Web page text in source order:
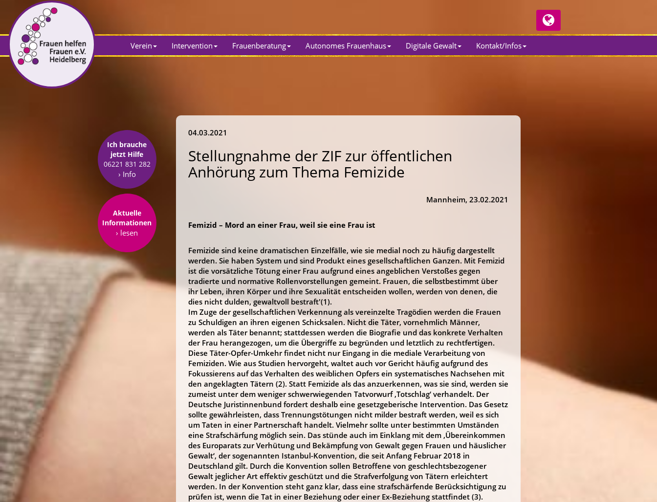
Verein Intervention Frauenberatung Autonomes Frauenhaus Digitale Gewalt Kontakt/Infos
Ich brauche
jetzt Hilfe
06221 831 282
› Info
Aktuelle
Informationen
› lesen
04.03.2021
Stellungnahme der ZIF zur öffentlichen
Anhörung zum Thema Femizide
Mannheim, 23.02.2021
Femizid – Mord an einer Frau, weil sie eine Frau ist
Femizide sind keine dramatischen Einzelfälle, wie sie medial noch zu häufig dargestellt
werden. Sie haben System und sind Produkt eines gesellschaftlichen Ganzen. Mit Femizid
ist die vorsätzliche Tötung einer Frau aufgrund eines angeblichen Verstoßes gegen
tradierte und normative Rollenvorstellungen gemeint. Frauen, die selbstbestimmt über
ihr Leben, ihren Körper und ihre Sexualität entscheiden wollen, werden von denen, die
dies nicht dulden, gewaltvoll bestraft'(1).
Im Zuge der gesellschaftlichen Verkennung als vereinzelte Tragödien werden die Frauen
zu Schuldigen an ihren eigenen Schicksalen. Nicht die Täter, vornehmlich Männer,
werden als Täter benannt; stattdessen werden die Biografie und das konkrete Verhalten
der Frau herangezogen, um die Übergriffe zu begründen und letztlich zu rechtfertigen.
Diese Täter-Opfer-Umkehr findet nicht nur Eingang in die mediale Verarbeitung von
Femiziden. Wie aus Studien hervorgeht, waltet auch vor Gericht häufig aufgrund des
Fokussierens auf das Verhalten des weiblichen Opfers ein systematisches Nachsehen mit
den angeklagten Tätern (2). Statt Femizide als das anzuerkennen, was sie sind, werden sie
zumeist unter dem weniger schwerwiegenden Tatvorwurf ‚Totschlag‘ verhandelt. Der
Deutsche Juristinnenbund fordert deshalb eine gesetzgeberische Intervention. Das Gesetz
sollte gewährleisten, dass Trennungstötungen nicht milder bestraft werden, weil es sich
um Taten in einer Partnerschaft handelt. Vielmehr sollte unter bestimmten Umständen
eine Strafschärfung möglich sein. Das stünde auch im Einklang mit dem ‚Übereinkommen
des Europarats zur Verhütung und Bekämpfung von Gewalt gegen Frauen und häuslicher
Gewalt‘, der sogenannten Istanbul-Konvention, die seit Anfang Februar 2018 in
Deutschland gilt. Durch die Konvention sollen Betroffene von geschlechtsbezogener
Gewalt jeglicher Art effektiv geschützt und die Strafverfolgung von Tätern erleichtert
werden. In der Konvention steht ganz klar, dass eine strafschärfende Berücksichtigung zu
prüfen ist, wenn die Tat in einer Beziehung oder einer Ex-Beziehung stattfindet (3).